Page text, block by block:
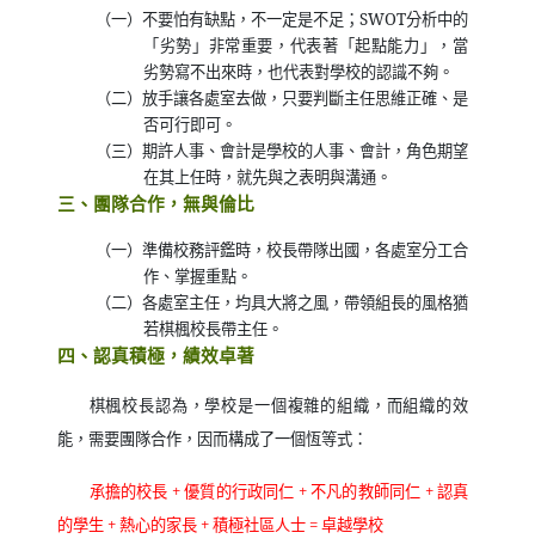
（一）不要怕有缺點，不一定是不足； SWOT分析中的
「劣勢」非常重要，代表著「起點能力」，當
劣勢寫不出來時，也代表對學校的認識不夠。
（二）放手讓各處室去做，只要判斷主任思維正確、是
否可行即可。
（三）期許人事、會計是學校的人事、會計，角色期望
在其上任時，就先與之表明與溝通。
三、團隊合作，無與倫比
（一）準備校務評鑑時，校長帶隊出國，各處室分工合
作、掌握重點。
（二）各處室主任，均具大將之風，帶領組長的風格猶
若棋楓校長帶主任。
四、認真積極，績效卓著
棋楓校長認為，學校是一個複雜的組織，而組織的效
能，需要團隊合作，因而構成了一個恆等式：
承擔的校長 +優質的行政同仁 +不凡的教師同仁 +認真
的學生 +熱心的家長+積極社區人士=卓越學校